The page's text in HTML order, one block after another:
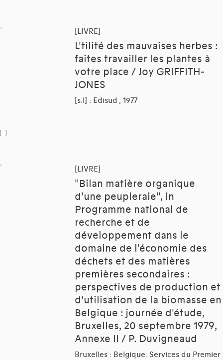
[LIVRE]
L'tilité des mauvaises herbes :
faites travailler les plantes à
votre place / Joy GRIFFITH-
JONES
[s.l] : Edisud , 1977
[LIVRE]
"Bilan matière organique
d'une peupleraie", in
Programme national de
recherche et de
développement dans le
domaine de l'économie des
déchets et des matières
premières secondaires :
perspectives de production et
d'utilisation de la biomasse en
Belgique : journée d'étude,
Bruxelles, 20 septembre 1979,
Annexe II / P. Duvigneaud
Bruxelles : Belgique. Services du Premier